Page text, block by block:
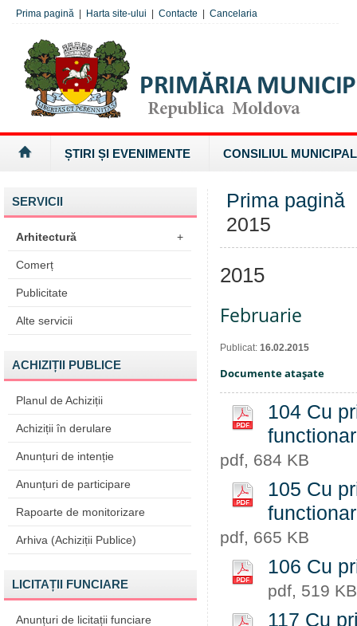
Prima pagină Harta site-ului Contacte Cancelaria
ȘTIRI ȘI EVENIMENTE CONSILIUL MUNICIPAL
SERVICII
Arhitectură +
Comerț
Publicitate
Alte servicii
ACHIZIȚII PUBLICE
Planul de Achiziții
Achiziții în derulare
Anunțuri de intenție
Anunțuri de participare
Rapoarte de monitorizare
Arhiva (Achiziții Publice)
LICITAȚII FUNCIARE
Anunțuri de licitații funciare
Prima pagină
2015
2015
Februarie
Publicat: 16.02.2015
Documente ataşate
104 Cu
pdf, 684 KB
105 Cu
pdf, 665 KB
106 Cu
pdf, 519 KB
117 Cu